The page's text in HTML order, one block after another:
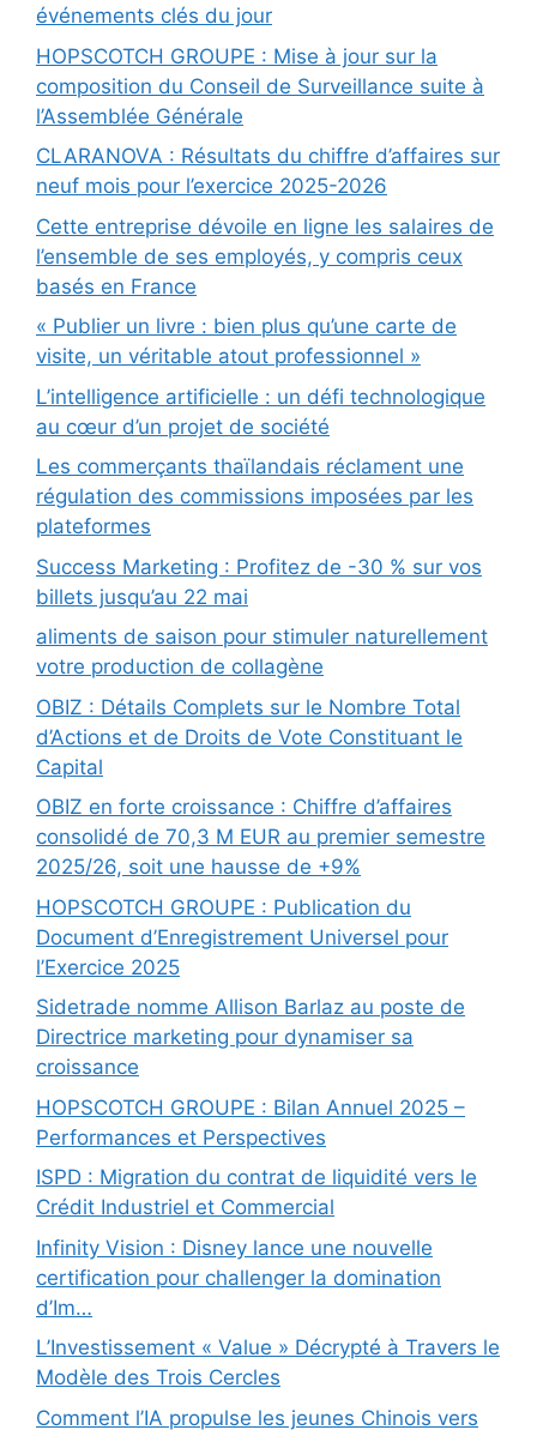
événements clés du jour
HOPSCOTCH GROUPE : Mise à jour sur la
composition du Conseil de Surveillance suite à
l’Assemblée Générale
CLARANOVA : Résultats du chiffre d’affaires sur
neuf mois pour l’exercice 2025-2026
Cette entreprise dévoile en ligne les salaires de
l’ensemble de ses employés, y compris ceux
basés en France
« Publier un livre : bien plus qu’une carte de
visite, un véritable atout professionnel »
L’intelligence artificielle : un défi technologique
au cœur d’un projet de société
Les commerçants thaïlandais réclament une
régulation des commissions imposées par les
plateformes
Success Marketing : Profitez de -30 % sur vos
billets jusqu’au 22 mai
aliments de saison pour stimuler naturellement
votre production de collagène
OBIZ : Détails Complets sur le Nombre Total
d’Actions et de Droits de Vote Constituant le
Capital
OBIZ en forte croissance : Chiffre d’affaires
consolidé de 70,3 M EUR au premier semestre
2025/26, soit une hausse de +9%
HOPSCOTCH GROUPE : Publication du
Document d’Enregistrement Universel pour
l’Exercice 2025
Sidetrade nomme Allison Barlaz au poste de
Directrice marketing pour dynamiser sa
croissance
HOPSCOTCH GROUPE : Bilan Annuel 2025 –
Performances et Perspectives
ISPD : Migration du contrat de liquidité vers le
Crédit Industriel et Commercial
Infinity Vision : Disney lance une nouvelle
certification pour challenger la domination
d’Im…
L’Investissement « Value » Décrypté à Travers le
Modèle des Trois Cercles
Comment l’IA propulse les jeunes Chinois vers